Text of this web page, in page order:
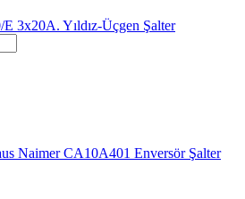
3x20A. Yıldız-Üçgen Şalter
Naimer CA10A401 Enversör Şalter